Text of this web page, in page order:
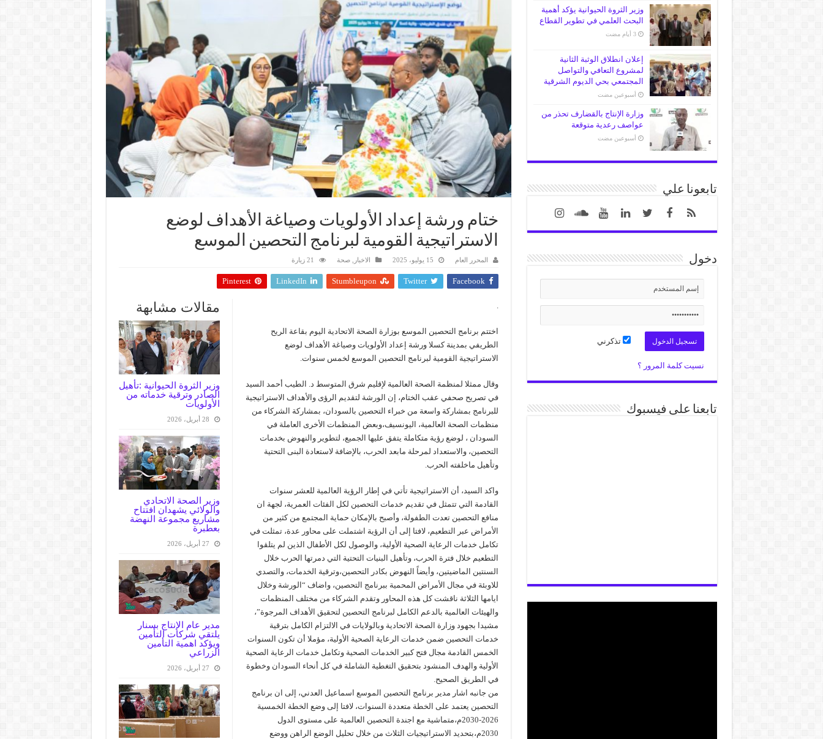
ختام ورشة إعداد الأولويات وصياغة الأهداف لوضع
الاستراتيجية القومية لبرنامج التحصين الموسع
المحرر العام 15 يوليو، 2025 الاخبار ,صحة 21 زيارة
Facebook
Twitter
Stumbleupon
LinkedIn
Pinterest
مقالات مشابهة
وزير الثروة الحيوانية :تأهيل
الصادر وترقية خدماته من
الأولويات
28 أبريل، 2026
وزير الصحة الاتحادي
والولائي يشهدان افتتاح
مشاريع مجموعة النهضة
بعطبرة
27 أبريل، 2026
مدير عام الإنتاج بسنار
يلتقي شركات التأمين
ويؤكد اهمية التأمين
الزراعي
27 أبريل، 2026
.
اختتم برنامج التحصين الموسع بوزارة الصحة الاتحادية اليوم بقاعة الريح
الطريفي بمدينة كسلا ورشة إعداد الأولويات وصياغة الأهداف لوضع
الاستراتيجية القومية لبرنامج التحصين الموسع لخمس سنوات.
وقال ممثلا لمنظمة الصحة العالمية لإقليم شرق المتوسط د. الطيب أحمد السيد
في تصريح صحفي عقب الختام، إن الورشة لتقديم الرؤى والأهداف الاستراتيجية
للبرنامج بمشاركة واسعة من خبراء التحصين بالسودان، بمشاركة الشركاء من
منظمات الصحة العالمية، اليونسيف،وبعض المنظمات الأخرى العاملة في
السودان ، لوضع رؤية متكاملة يتفق عليها الجميع، لتطوير والنهوض بخدمات
التحصين، والاستعداد لمرحلة مابعد الحرب، بالإضافة لاستعادة البنى التحتية
وتأهيل ماخلفته الحرب.
واكد السيد، أن الاستراتيجية تأتي في إطار الرؤية العالمية للعشر سنوات
القادمة التي تتمثل في تقديم خدمات التحصين لكل الفئات العمرية، لجهة ان
منافع التحصين تعدت الطفولة، وأصبح بالإمكان حماية المجتمع من كثير من
الأمراض عبر التطعيم، لافتا إلى أن الرؤية اشتملت على محاور عدة، تمثلت في
تكامل خدمات الرعاية الصحية الأولية، والوصول لكل الأطفال الذين لم يتلقوا
التطعيم خلال فترة الحرب، وتأهيل البنيات التحتية التي دمرتها الحرب خلال
السنتين الماضيتين، وأيضاً النهوض بكادر التحصين،وترقية الخدمات، والتصدي
للاوبئة في مجال الأمراض المحمية ببرنامج التحصين، واضاف “الورشة وخلال
ايامها الثلاثة ناقشت كل هذه المحاور وتقدم الشركاء من مختلف المنظمات
والهيئات العالمية بالدعم الكامل لبرنامج التحصين لتحقيق الأهداف المرجوة”،
مشيدا بجهود وزارة الصحة الاتحادية وبالولايات في الالتزام الكامل بترقية
خدمات التحصين ضمن خدمات الرعاية الصحية الأولية، مؤملا أن تكون السنوات
الخمس القادمة مجال فتح كبير الخدمات الصحية وتكامل خدمات الرعاية الصحية
الأولية والهدف المنشود بتحقيق التغطية الشاملة في كل أنحاء السودان وخطوة
في الطريق الصحيح.
من جانبه اشار مدير برنامج التحصين الموسع اسماعيل العدني، إلى ان برنامج
التحصين يعتمد على الخطة متعددة السنوات، لافتا إلى وضع الخطة الخمسية
2026-2030م،متماشية مع اجندة التحصين العالمية على مستوى الدول
2030م،بتحديد الاستراتيجيات الثلاث من خلال تحليل الوضع الراهن ووضع
وزير الثروة الحيوانية يؤكد أهمية
البحث العلمي في تطوير القطاع
‏3 أيام مضت
إعلان انطلاق الوثبة الثانية
لمشروع التعافي والتواصل
المجتمعي بحي الديوم الشرقية
‏أسبوعين مضت
وزارة الإنتاج بالقضارف تحذر من
عواصف رعدية متوقعة
‏أسبوعين مضت
تابعونا علي
دخول
تذكرني
نسيت كلمة المرور ؟
تابعنا على فيسبوك